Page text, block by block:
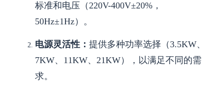
标准和电压（220V-400V±20%，
50Hz±1Hz）。
电源灵活性： 提供多种功率选择（3.5KW、
7KW、11KW、21KW），以满足不同的需
求。